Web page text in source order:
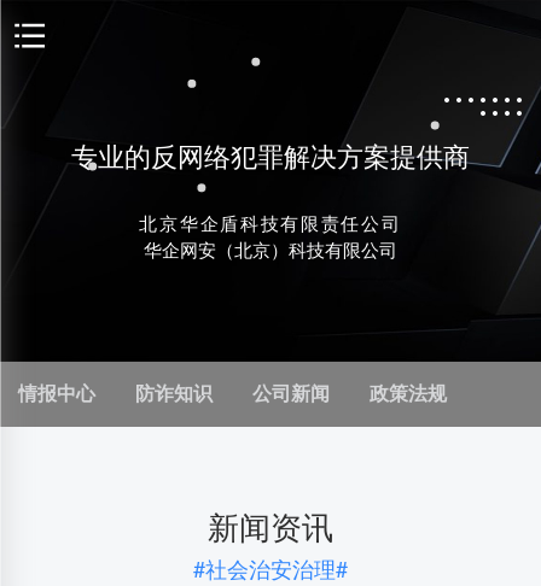
专业的反网络犯罪解决方案提供商
北京华企盾科技有限责任公司
华企网安（北京）科技有限公司
情报中心 防诈知识 公司新闻 政策法规
新闻资讯
#社会治安治理#